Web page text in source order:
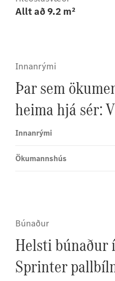
Allt að 9.2 m²
Innanrými
Þar sem
heima hjá sér:
Innanrými
Ökumannshús
Búnaður
Helsti búnaður í
Sprinter